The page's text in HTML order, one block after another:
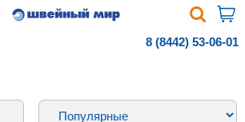
8 (8442) 53-06-01